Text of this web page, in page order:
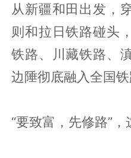
从新疆和田出发，
则和拉日铁路碰头
铁路、川藏铁路、
边陲彻底融入全国铁
“要致富，先修路”，